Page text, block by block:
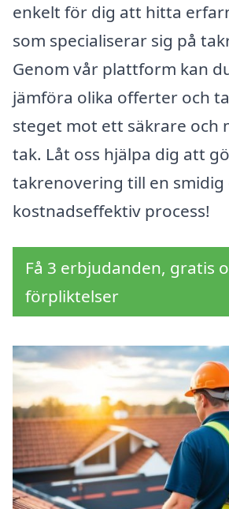
enkelt för dig att hitta
som specialiserar sig på
Genom vår plattform kan
jämföra olika offerter och
steget mot ett säkrare och
tak. Låt oss hjälpa dig att
takrenovering till en smidig
kostnadseffektiv process!
Få 3 erbjudanden, gratis
förpliktelser